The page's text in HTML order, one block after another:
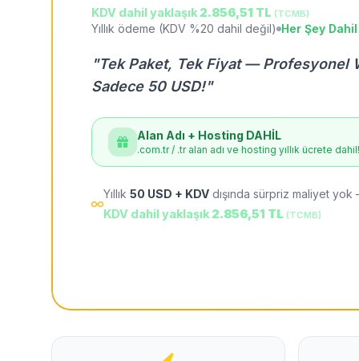
KDV dahil yaklaşık 2.856,51 TL (TCMB)
Yıllık ödeme (KDV %20 dahil değil) Her Şey Dahil
"Tek Paket, Tek Fiyat — Profesyonel
Sadece 50 USD!"
Alan Adı + Hosting DAHİL
.com.tr / .tr alan adı ve hosting yıllık ücrete dahil!
Yıllık 50 USD + KDV dışında sürpriz maliyet
KDV dahil yaklaşık 2.856,51 TL (TCMB)